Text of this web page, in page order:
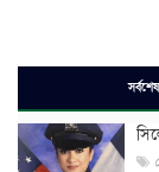
সর্বশেষ